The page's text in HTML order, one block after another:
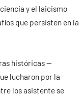
y el laicismo
que persisten en la
históricas —
lucharon por la
los asistente se